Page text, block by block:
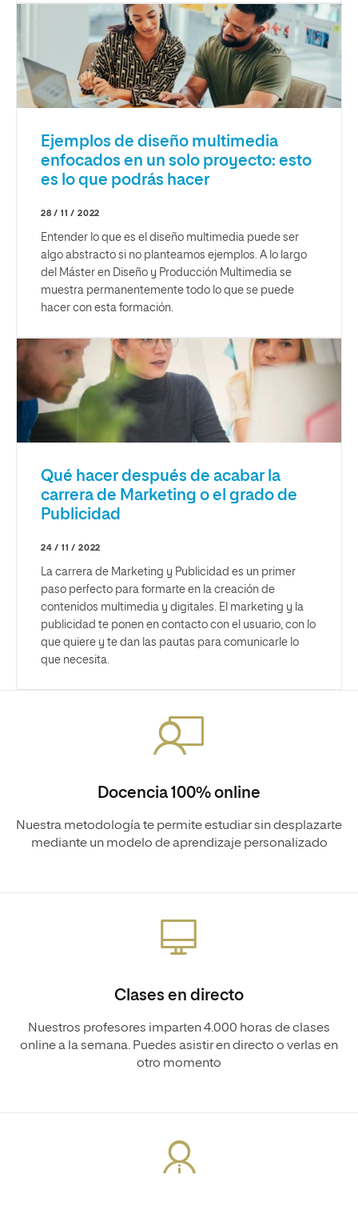
Ejemplos de diseño multimedia
enfocados en un solo proyecto: esto
es lo que podrás hacer
28 / 11 / 2022
Entender lo que es el diseño multimedia puede ser
algo abstracto si no planteamos ejemplos. A lo largo
del Máster en Diseño y Producción Multimedia se
muestra permanentemente todo lo que se puede
hacer con esta formación.
Qué hacer después de acabar la
carrera de Marketing o el grado de
Publicidad
24 / 11 / 2022
La carrera de Marketing y Publicidad es un primer
paso perfecto para formarte en la creación de
contenidos multimedia y digitales. El marketing y la
publicidad te ponen en contacto con el usuario, con lo
que quiere y te dan las pautas para comunicarle lo
que necesita.
Docencia 100% online
Nuestra metodología te permite estudiar sin desplazarte
mediante un modelo de aprendizaje personalizado
Clases en directo
Nuestros profesores imparten 4.000 horas de clases
online a la semana. Puedes asistir en directo o verlas en
otro momento